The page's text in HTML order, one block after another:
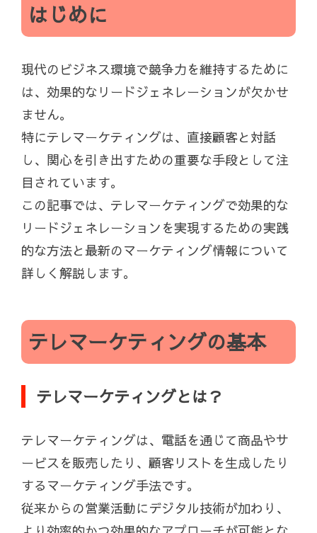
はじめに
現代のビジネス環境で競争力を維持するために
は、効果的なリードジェネレーションが欠かせ
ません。
特にテレマーケティングは、直接顧客と対話
し、関心を引き出すための重要な手段として注
目されています。
この記事では、テレマーケティングで効果的な
リードジェネレーションを実現するための実践
的な方法と最新のマーケティング情報について
詳しく解説します。
テレマーケティングの基本
テレマーケティングとは？
テレマーケティングは、電話を通じて商品やサ
ービスを販売したり、顧客リストを生成したり
するマーケティング手法です。
従来からの営業活動にデジタル技術が加わり、